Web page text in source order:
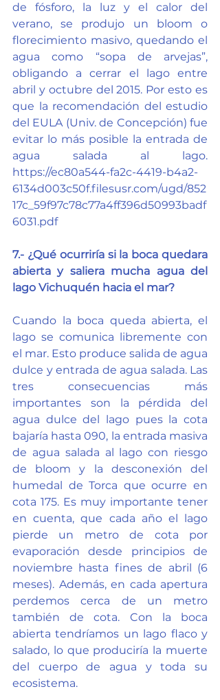
de fósforo, la luz y el calor del
verano, se produjo un bloom o
florecimiento masivo, quedando el
agua como “sopa de arvejas”,
obligando a cerrar el lago entre
abril y octubre del 2015. Por esto es
que la recomendación del estudio
del EULA (Univ. de Concepción) fue
evitar lo más posible la entrada de
https://ec80a544-fa2c-4419-b4a2-
6134d003c50f.filesusr.com/ugd/852
17c_59f97c78c77a4ff396d50993badf
6031.pdf
7.- ¿Qué ocurriría si la boca quedara
abierta y saliera mucha agua del
lago Vichuquén hacia el mar?
Cuando la boca queda abierta, el
lago se comunica libremente con
el mar. Esto produce salida de agua
dulce y entrada de agua salada. Las
tres consecuencias más
importantes son la pérdida del
agua dulce del lago pues la cota
bajaría hasta 090, la entrada masiva
de agua salada al lago con riesgo
de bloom y la desconexión del
humedal de Torca que ocurre en
cota 175. Es muy importante tener
en cuenta, que cada año el lago
pierde un metro de cota por
evaporación desde principios de
noviembre hasta fines de abril (6
meses). Además, en cada apertura
perdemos cerca de un metro
también de cota. Con la boca
abierta tendríamos un lago flaco y
salado, lo que produciría la muerte
del cuerpo de agua y toda su
ecosistema.